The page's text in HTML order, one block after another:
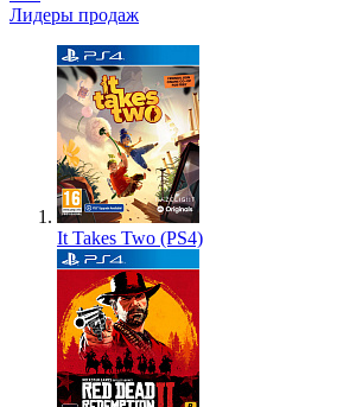
Лидеры продаж
It Takes Two (PS4)